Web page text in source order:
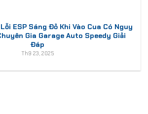
ESP Sáng Đỏ Khi Vào Cua Có Nguy
Gia Garage Auto Speedy Giải
Đáp
Th9 23, 2025